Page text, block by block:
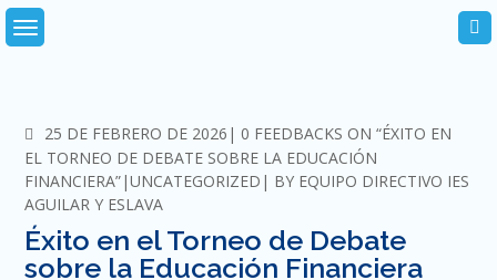
Skip
to
25 DE FEBRERO DE 2026 COMMENTS
0 FEEDBACKS ON “ÉXITO EN
EL TORNEO DE DEBATE SOBRE LA EDUCACIÓN
FINANCIERA” UNCATEGORIZED BY EQUIPO DIRECTIVO IES
AGUILAR Y ESLAVA
Éxito en el Torneo de Debate
sobre la Educación Financiera